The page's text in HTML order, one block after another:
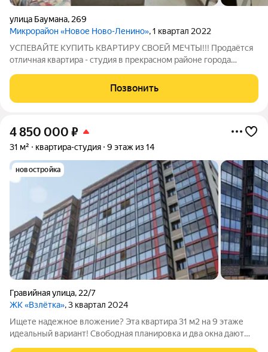
улица Баумана, 269
Микрорайон «Новое Ново-Ленино», 1 квартал 2022
УСПЕВАЙТЕ КУПИТЬ КBАPTИPУ СВОЕЙ МЕЧТЫ!!! Продаётся
отличная квартира - студия в прекрасном районе города
на 2 этаже, 16-ти этажного кирпичного дома по адресу ул.
Баумана д 269. Работают 2
Позвонить
4 850 000 ₽
31 м² квартира-студия 9 этаж из 14
новостройка
Гравийная улица, 22/7
ЖК «Взлётка», 3 квартал 2024
Ищете надежное вложение? Эта квартира 31 м2 на 9 этаже
идеальный вариант! Свободная планировка и два окна дают